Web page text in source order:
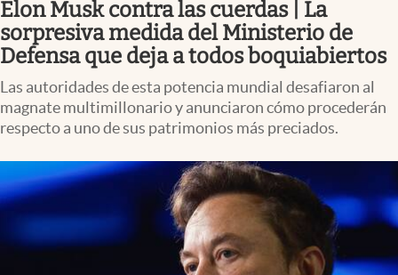
Pc y celular
Vida y estilo
Tv
Clima
Espiritualidad
Mediakit
México
Elon Musk contra las cuerdas | La
sorpresiva medida del Ministerio de
Defensa que deja a todos boquiabiertos
Las autoridades de esta potencia mundial desafiaron al
magnate multimillonario y anunciaron cómo procederán
respecto a uno de sus patrimonios más preciados.